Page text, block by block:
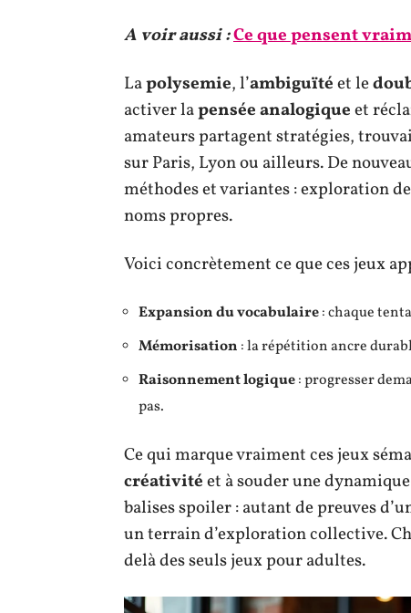
A voir aussi :Ce que pensent
Lapolysemie, l’ambiguïtéet le
activer lapensée analogiqueet
amateurs partagent stratégies,
sur Paris, Lyon ou ailleurs. De
méthodes et variantes : exploration
noms propres.
Voici concrètement ce que ces jeux
Expansion du vocabulaire: chaque
Mémorisation : la répétition ancre
Raisonnement logique: progresser
pas.
Ce qui marque vraiment ces jeux
créativitéet à souder une
balises spoiler : autant de preuves
un terrain d’exploration collective.
delà des seuls jeux pour adultes.